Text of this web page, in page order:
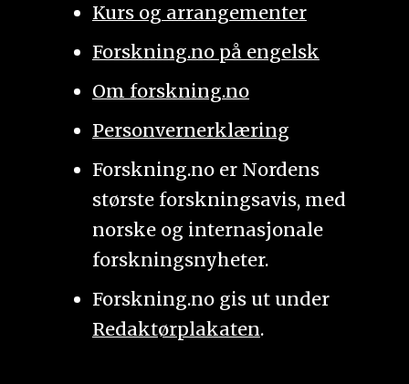
Kurs og arrangementer
Forskning.no på engelsk
Om forskning.no
Personvernerklæring
Forskning.no er Nordens
største forskningsavis, med
norske og internasjonale
forskningsnyheter.
Forskning.no gis ut under
Redaktørplakaten.